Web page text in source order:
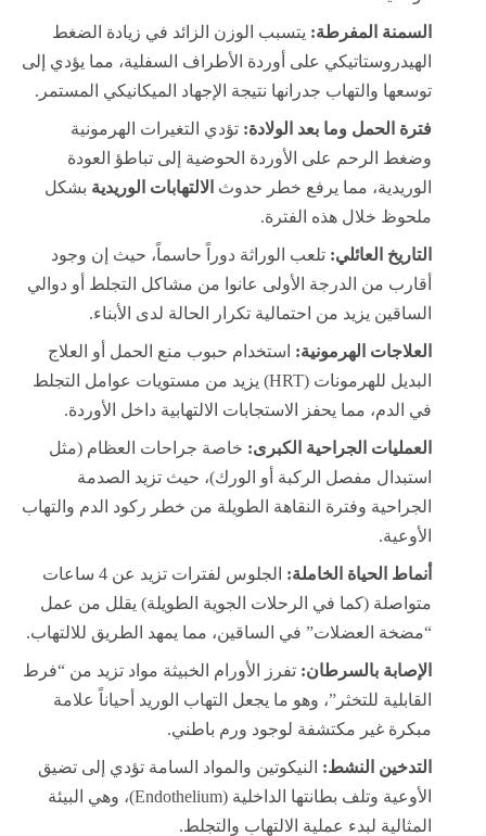
السمنة المفرطة: يتسبب الوزن الزائد في زيادة الضغط
الهيدروستاتيكي على أوردة الأطراف السفلية، مما يؤدي إلى
توسعها والتهاب جدرانها نتيجة الإجهاد الميكانيكي المستمر.
فترة الحمل وما بعد الولادة: تؤدي التغيرات الهرمونية
وضغط الرحم على الأوردة الحوضية إلى تباطؤ العودة
الوريدية، مما يرفع خطر حدوث الالتهابات الوريدية بشكل
ملحوظ خلال هذه الفترة.
التاريخ العائلي: تلعب الوراثة دوراً حاسماً، حيث إن وجود
أقارب من الدرجة الأولى عانوا من مشاكل التجلط أو دوالي
الساقين يزيد من احتمالية تكرار الحالة لدى الأبناء.
العلاجات الهرمونية: استخدام حبوب منع الحمل أو العلاج
البديل للهرمونات (HRT) يزيد من مستويات عوامل التجلط
في الدم، مما يحفز الاستجابات الالتهابية داخل الأوردة.
العمليات الجراحية الكبرى: خاصة جراحات العظام (مثل
استبدال مفصل الركبة أو الورك)، حيث تزيد الصدمة
الجراحية وفترة النقاهة الطويلة من خطر ركود الدم والتهاب
الأوعية.
أنماط الحياة الخاملة:
الجلوس لفترات تزيد عن 4 ساعات
متواصلة (كما في الرحلات الجوية الطويلة) يقلل من عمل
“مضخة العضلات” في الساقين، مما يمهد الطريق للالتهاب.
الإصابة بالسرطان: تفرز الأورام الخبيثة مواد تزيد من “فرط
القابلية للتخثر”، وهو ما يجعل التهاب الوريد أحياناً علامة
مبكرة غير مكتشفة لوجود ورم باطني.
التدخين النشط: النيكوتين والمواد السامة تؤدي إلى تضيق
الأوعية وتلف بطانتها الداخلية (Endothelium)، وهي البيئة
المثالية لبدء عملية الالتهاب والتجلط.